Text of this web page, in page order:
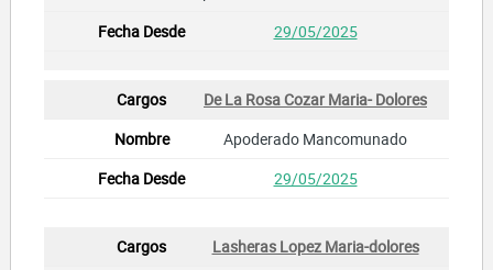
29/05/2025
De La Rosa Cozar Maria- Dolores
Apoderado Mancomunado
29/05/2025
Lasheras Lopez Maria-dolores